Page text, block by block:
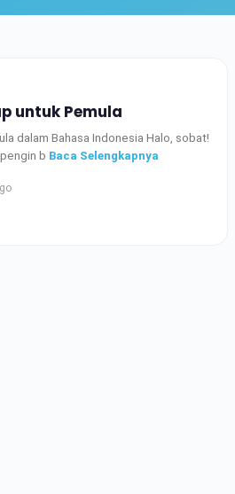
untuk Pemula
dalam Bahasa Indonesia Halo, sobat!
b Baca Selengkapnya